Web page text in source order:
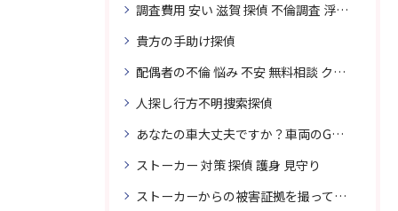
調査費用 安い 滋賀 探偵 不倫調査 浮気調査
貴方の手助け探偵
配偶者の不倫 悩み 不安 無料相談 クリスタル探偵事務所
人探し行方不明捜索探偵
あなたの車大丈夫ですか？車両のGPS捜索なら滋賀クリスタル探偵事務所
ストーカー 対策 探偵 護身 見守り
ストーカーからの被害証拠を撮って貴女を護ります